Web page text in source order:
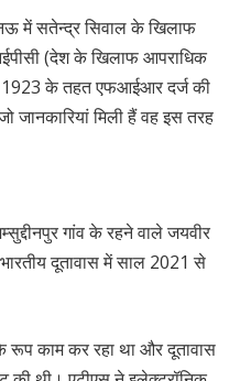
में सतेन्‍द्र सिवाल के खिलाफ
(देश के खिलाफ आपराधिक
1923 के तहत एफआईआर दर्ज की
मिली हैं वह इस तरह
गांव के रहने वाले जयवीर
दूतावास में साल 2021 से
रूप काम कर रहा था और दूतावास